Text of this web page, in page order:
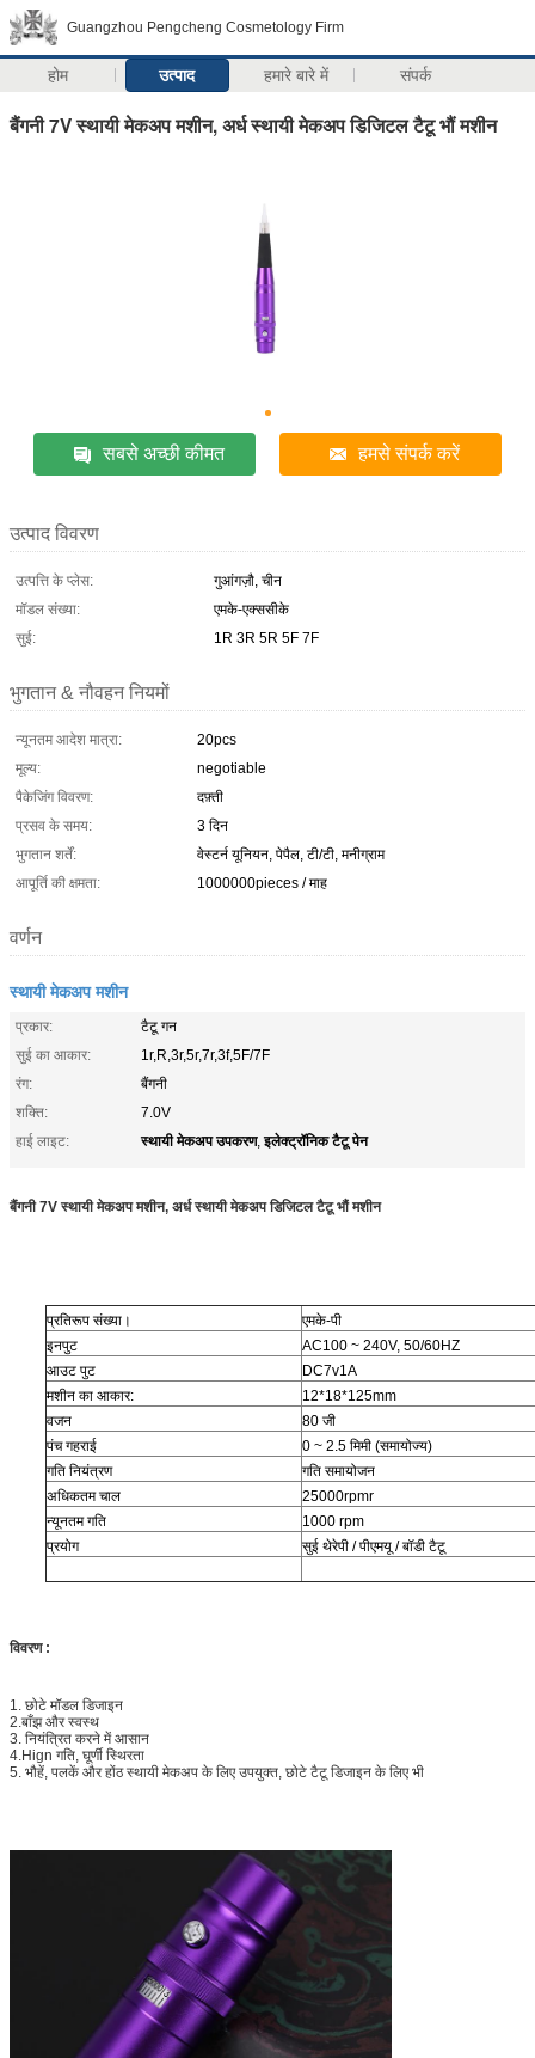
Guangzhou Pengcheng Cosmetology Firm
होम उत्पाद हमारे बारे में संपर्क
बैंगनी 7V स्थायी मेकअप मशीन, अर्ध स्थायी मेकअप डिजिटल टैटू भौं मशीन
सबसे अच्छी कीमत हमसे संपर्क करें
उत्पाद विवरण
उत्पत्ति के प्लेस:
गुआंगज़ौ, चीन
मॉडल संख्या:
एमके-एक्ससीके
सुई:
1R 3R 5R 5F 7F
भुगतान & नौवहन नियमों
न्यूनतम आदेश मात्रा:
20pcs
मूल्य:
negotiable
पैकेजिंग विवरण:
दफ़्ती
प्रसव के समय:
3 दिन
भुगतान शर्तें:
वेस्टर्न यूनियन, पेपैल, टी/टी, मनीग्राम
आपूर्ति की क्षमता:
1000000pieces / माह
वर्णन
स्थायी मेकअप मशीन
प्रकार:
टैटू गन
सुई का आकार:
1r,R,3r,5r,7r,3f,5F/7F
रंग:
बैंगनी
शक्ति:
7.0V
हाई लाइट:
स्थायी मेकअप उपकरण,इलेक्ट्रॉनिक टैटू पेन
बैंगनी 7V स्थायी मेकअप मशीन, अर्ध स्थायी मेकअप डिजिटल टैटू भौं मशीन
प्रतिरूप संख्या।
एमके-पी
इनपुट
AC100 ~ 240V, 50/60HZ
आउट पुट
DC7v1A
मशीन का आकार:
12*18*125mm
वजन
80 जी
पंच गहराई
0 ~ 2.5 मिमी (समायोज्य)
गति नियंत्रण
गति समायोजन
अधिकतम चाल
25000rpmr
न्यूनतम गति
1000 rpm
प्रयोग
सुई थेरेपी / पीएमयू / बॉडी टैटू
विवरण :
1. छोटे मॉडल डिजाइन
2.बाँझ और स्वस्थ
3. नियंत्रित करने में आसान
4.Hign गति, घूर्णी स्थिरता
5. भौहें, पलकें और होंठ स्थायी मेकअप के लिए उपयुक्त, छोटे टैटू डिजाइन के लिए भी